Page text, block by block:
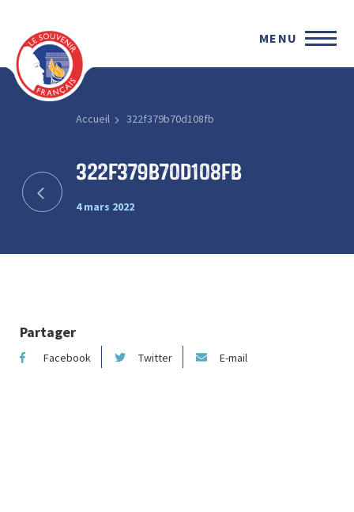
MENU
Accueil 322f379b70d108fb
322f379b70d108fb
4 mars 2022
Partager
Facebook Twitter E-mail